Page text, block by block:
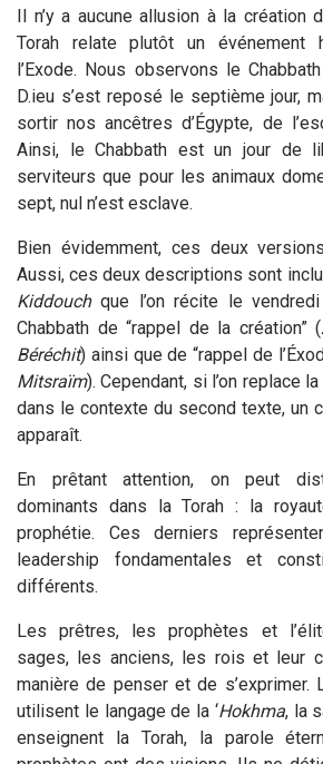
Il n’y a aucune allusion à la création
Torah relate plutôt un événement
l’Exode. Nous observons le
D.ieu s’est reposé le septième jour,
sortir nos ancêtres d’Égypte, de
Ainsi, le Chabbath est un jour de
serviteurs que pour les animaux
sept, nul n’est esclave.
Bien évidemment, ces deux
Aussi, ces deux descriptions sont
Kiddouchque l’on récite le
Chabbath de “rappel de la création” (
Béréchit) ainsi que de “rappel de
Mitsraïm). Cependant, si l’on replace
dans le contexte du second texte, un
apparaît.
En prêtant attention, on peut
dominants dans la Torah : la
prophétie. Ces derniers
leadership fondamentales et
différents.
Les prêtres, les prophètes et
sages, les anciens, les rois et leur
manière de penser et de
utilisent le langage de la ‘Hokhma, la
enseignent la Torah, la parole